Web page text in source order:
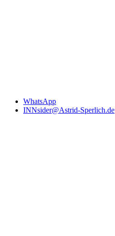
WhatsApp
INNsider@Astrid-Sperlich.de